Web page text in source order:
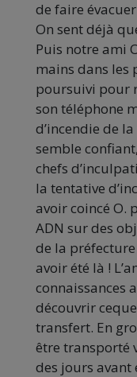
de faire
On sent déjà
Puis notre ami
mains dans les
poursuivi pour
son téléphone
d’incendie de
semble
chefs
la tentative
avoir coincé O.
ADN sur des
de la
avoir été là !
connaissances
découvrir ceque
transfert. En
être transporté
des jours avant